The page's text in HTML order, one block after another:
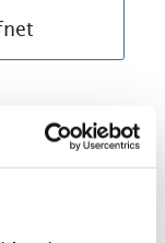
es sein,